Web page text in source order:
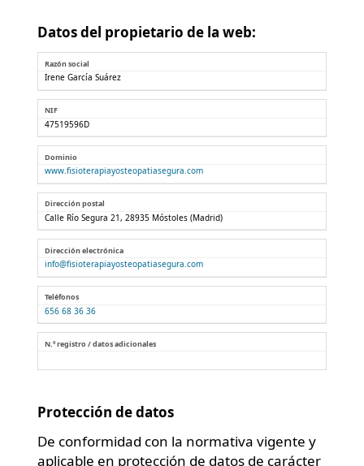
Datos del propietario de la web:
Datos de identificación de la entidad
Razón social
Irene García Suárez
NIF
47519596D
Dominio
www.fisioterapiayosteopatiasegura.com
Dirección postal
Calle Río Segura 21, 28935 Móstoles (Madrid)
Dirección electrónica
info fisioterapiayosteopatiasegura.com
Teléfonos
656 68 36 36
N.º registro / datos adicionales
Protección de datos
De conformidad con la normativa vigente y
aplicable en protección de datos de carácter